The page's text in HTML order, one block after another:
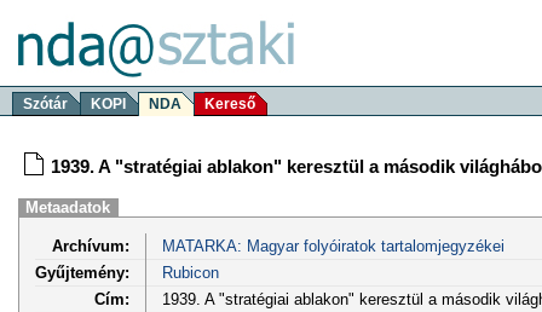
Szótár KOPI NDA Kereső
1939. A "stratégiai ablakon" keresztül a második
Metaadatok
Archívum:
MATARKA: Magyar folyóiratok tartalomjegyzékei
Gyűjtemény:
Rubicon
Cím:
1939. A "stratégiai ablakon" keresztül a második